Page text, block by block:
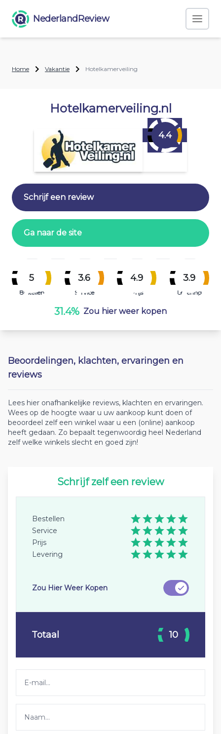
NederlandReview
Home Vakantie Hotelkamerveiling
Hotelkamerveiling.nl
4.4
Schrijf een review
Ga naar de site
5
Bestellen
3.6
Service
4.9
Prijs
3.9
Levering
31.4% Zou hier weer kopen
Beoordelingen, klachten, ervaringen en
reviews
Lees hier onafhankelijke reviews, klachten en ervaringen.
Wees op de hoogte waar u uw aankoop kunt doen of
beoordeel zelf een winkel waar u een (online) aankoop
heeft gedaan. Zo bepaalt tegenwoordig heel Nederland
zelf welke winkels slecht en goed zijn!
Schrijf zelf een review
Bestellen
Service
Prijs
Levering
Zou Hier Weer Kopen
Totaal 10